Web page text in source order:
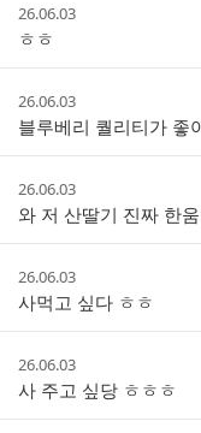
스
작
성
시
간
26.06.03
ㅎㅎ
작
성
시
간
26.06.03
블루베리 퀄리티가 좋
작
성
시
간
26.06.03
와 저 산딸기 진짜 한
작
성
시
간
26.06.03
사먹고 싶다 ㅎㅎ
작
성
시
간
26.06.03
사 주고 싶당 ㅎㅎㅎ